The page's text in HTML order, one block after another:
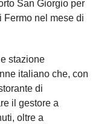
San Giorgio per
Fermo nel mese di
stazione
italiano che, con
di
il gestore a
oltre a